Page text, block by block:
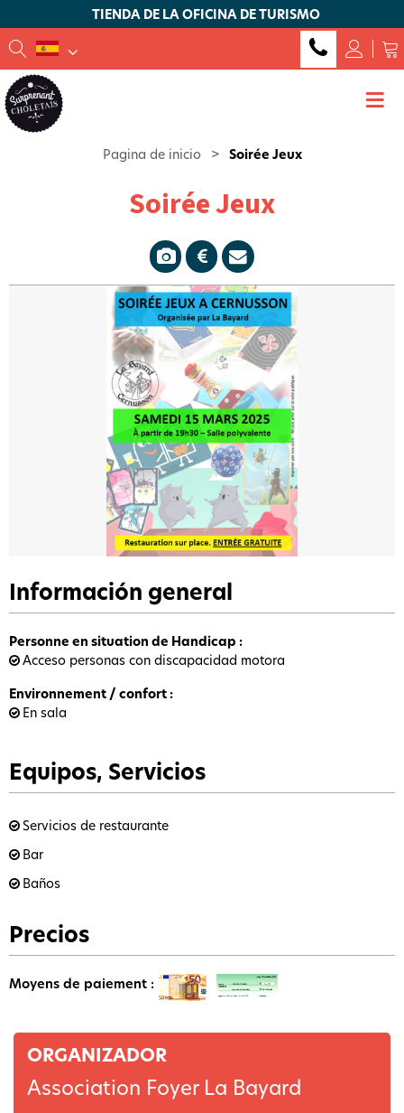
TIENDA DE LA OFICINA DE TURISMO
Pagina de inicio > Soirée Jeux
Soirée Jeux
Información general
Personne en situation de Handicap :
Acceso personas con discapacidad motora
Environnement / confort :
En sala
Equipos, Servicios
Servicios de restaurante
Bar
Baños
Precios
Moyens de paiement :
ORGANIZADOR
Association Foyer La Bayard